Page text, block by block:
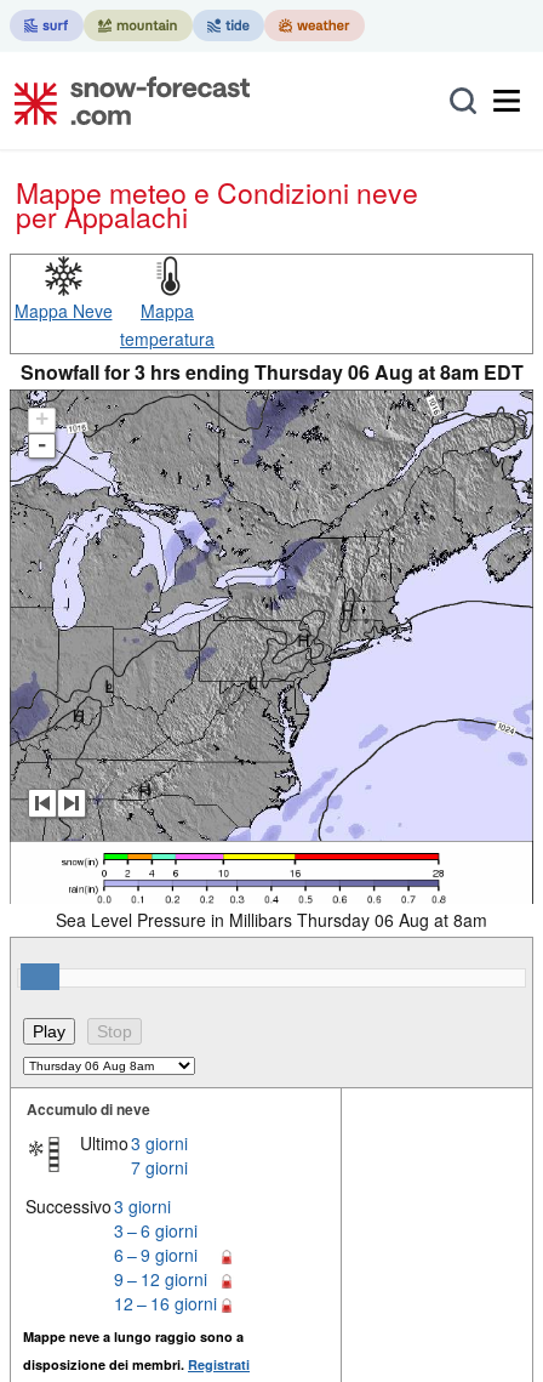
Mappe meteo e Condizioni neve
per Appalachi
Mappa Neve
Mappa
temperatura
Snowfall for 3 hrs ending Thursday 06 Aug at 8am EDT
+
-
Sea Level Pressure in Millibars Thursday 06 Aug at 8am
Accumulo di neve
Ultimo3 giorni
7 giorni
Successivo3 giorni
3 – 6 giorni
6 – 9 giorni
9 – 12 giorni
12 – 16 giorni
Mappe neve a lungo raggio sono a
disposizione dei membri. Registrati